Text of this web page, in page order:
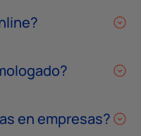
en empresas?